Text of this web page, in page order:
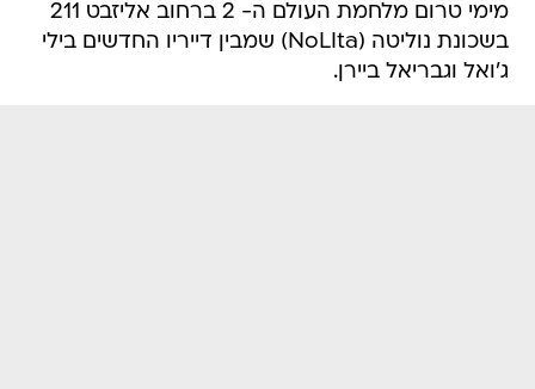
מימי טרום מלחמת העולם ה- 2 ברחוב אליזבט 211
בשכונת נוליטה (NoLIta) שמבין דייריו החדשים בילי
ג'ואל וגבריאל ביירן.